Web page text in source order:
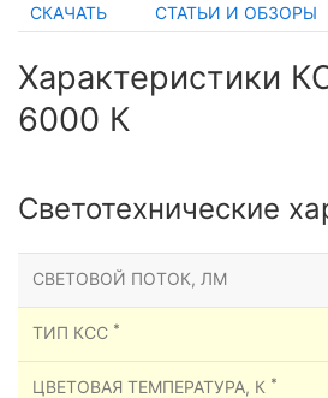
СКАЧАТЬ
СТАТЬИ И ОБЗОРЫ
Характеристики
6000 К
Светотехнические
СВЕТОВОЙ ПОТОК, ЛМ
ТИП КСС *
ЦВЕТОВАЯ ТЕМПЕРАТУРА, К *